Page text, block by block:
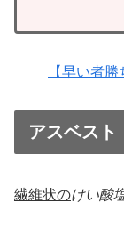
【早い者
アスベスト
繊維状のけい酸